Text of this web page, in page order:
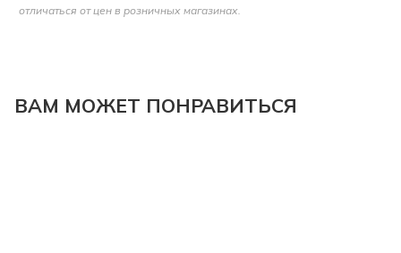
отличаться от цен в розничных магазинах.
ВАМ МОЖЕТ ПОНРАВИТЬСЯ